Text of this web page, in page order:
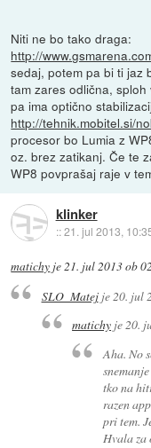
Niti ne bo tako draga:
http://
sedaj, potem pa bi ti jaz
tam zares odlična,
pa ima optično
http://tehnik.mobitel.si/
procesor bo Lumia z
oz. brez zatikanj. Če te
WP8 povprašaj raje v
klinker
::21. jul 2013,
matichy je21. jul 2013 ob
SLO_Matejje 20. jul
matichy je20.
Aha. No
tko na
razen
pri tem.
Hvala za